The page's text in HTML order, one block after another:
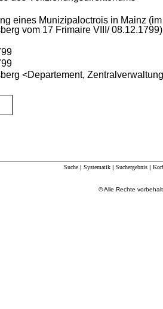
eines Munizipaloctrois in Mainz (im
vom 17 Frimaire VIII/08.12.1799)
<Departement,
Suche| Systematik| Suchergebnis|
© Alle Rechte